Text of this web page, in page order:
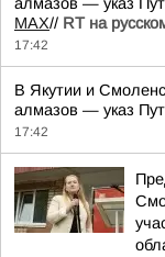
MAX// RT на
17:42
В Якутии и
алмазов — указ
17:42